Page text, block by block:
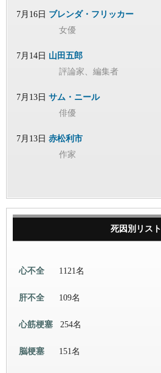
7月16日 ブレンダ・フリッカー
女優
7月14日 山田五郎
評論家、編集者
7月13日 サム・ニール
俳優
7月13日 赤松利市
作家
死因別リスト
心不全 1121名
肝不全 109名
心筋梗塞 254名
脳梗塞 151名